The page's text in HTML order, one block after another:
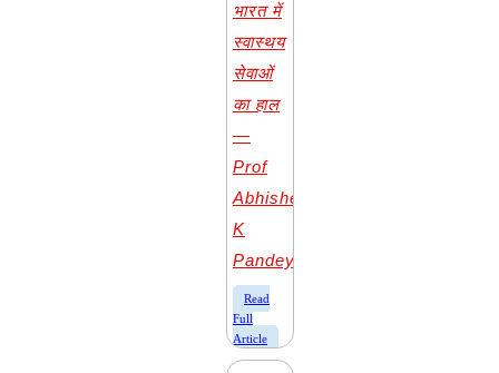
भारत में
स्वास्थय
सेवाओं
का हाल
—
Prof
Abhishek
K
Pandey
​Read
Full
Article